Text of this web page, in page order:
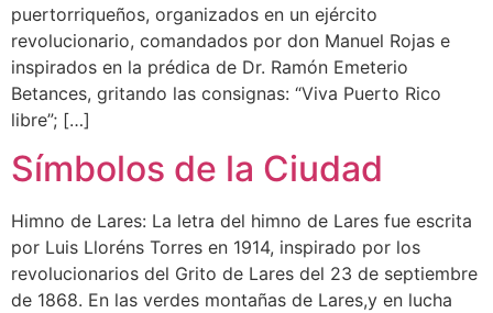
puertorriqueños, organizados en un ejército
revolucionario, comandados por don Manuel Rojas e
inspirados en la prédica de Dr. Ramón Emeterio
Betances, gritando las consignas: “Viva Puerto Rico
libre”; […]
Símbolos de la Ciudad
Himno de Lares: La letra del himno de Lares fue escrita
por Luis Lloréns Torres en 1914, inspirado por los
revolucionarios del Grito de Lares del 23 de septiembre
de 1868. En las verdes montañas de Lares,y en lucha